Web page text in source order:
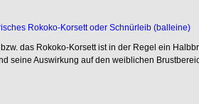
Rokoko-Korsett oder Schnürleib (balleine)
das Rokoko-Korsett ist in der Regel ein
seine Auswirkung auf den weiblichen